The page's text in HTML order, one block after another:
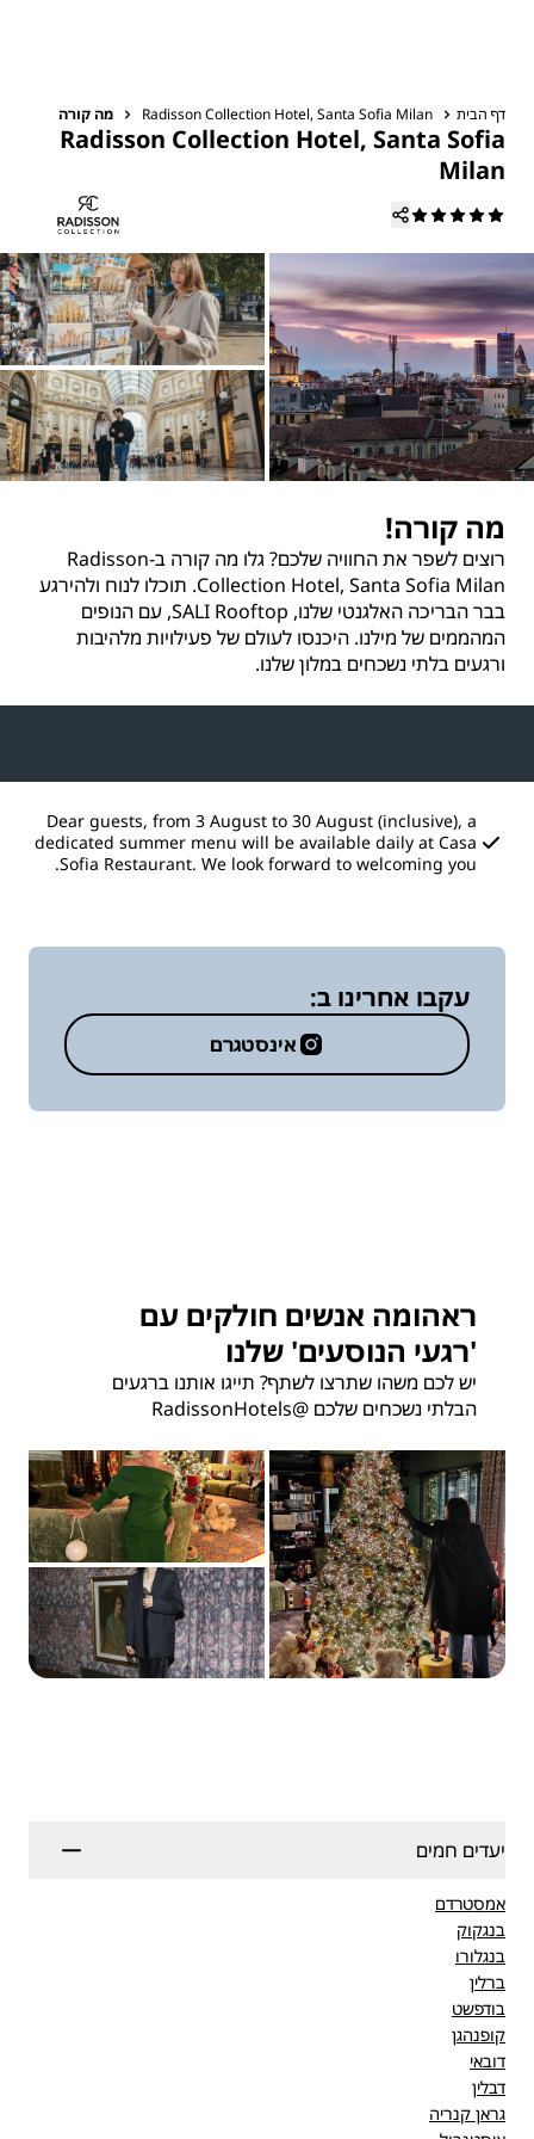
דף הבית Radisson Collection Hotel, Santa Sofia Milan מה קורה
Radisson Collection Hotel, Santa Sofia
Milan
מה קורה!
רוצים לשפר את החוויה שלכם? גלו מה קורה ב-Radisson
Collection Hotel, Santa Sofia Milan. תוכלו לנוח ולהירגע
בבר הבריכה האלגנטי שלנו, SALI Rooftop, עם הנופים
המהממים של מילנו. היכנסו לעולם של פעילויות מלהיבות
ורגעים בלתי נשכחים במלון שלנו.
Dear guests, from 3 August to 30 August (inclusive), a
dedicated summer menu will be available daily at Casa
Sofia Restaurant. We look forward to welcoming you.
עקבו אחרינו ב:
אינסטגרם
ראהומה אנשים חולקים עם
'רגעי הנוסעים' שלנו
יש לכם משהו שתרצו לשתף? תייגו אותנו ברגעים
הבלתי נשכחים שלכם @RadissonHotels
יעדים חמים
אמסטרדם
בנגקוק
בנגלורו
ברלין
בודפשט
קופנהגן
דובאי
דבלין
גראן קנריה